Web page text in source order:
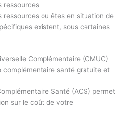
ressources
ressources ou êtes en situation de
existent, sous certaines
Complémentaire (CMUC)
complémentaire santé gratuite et
Santé (ACS) permet
sur le coût de votre